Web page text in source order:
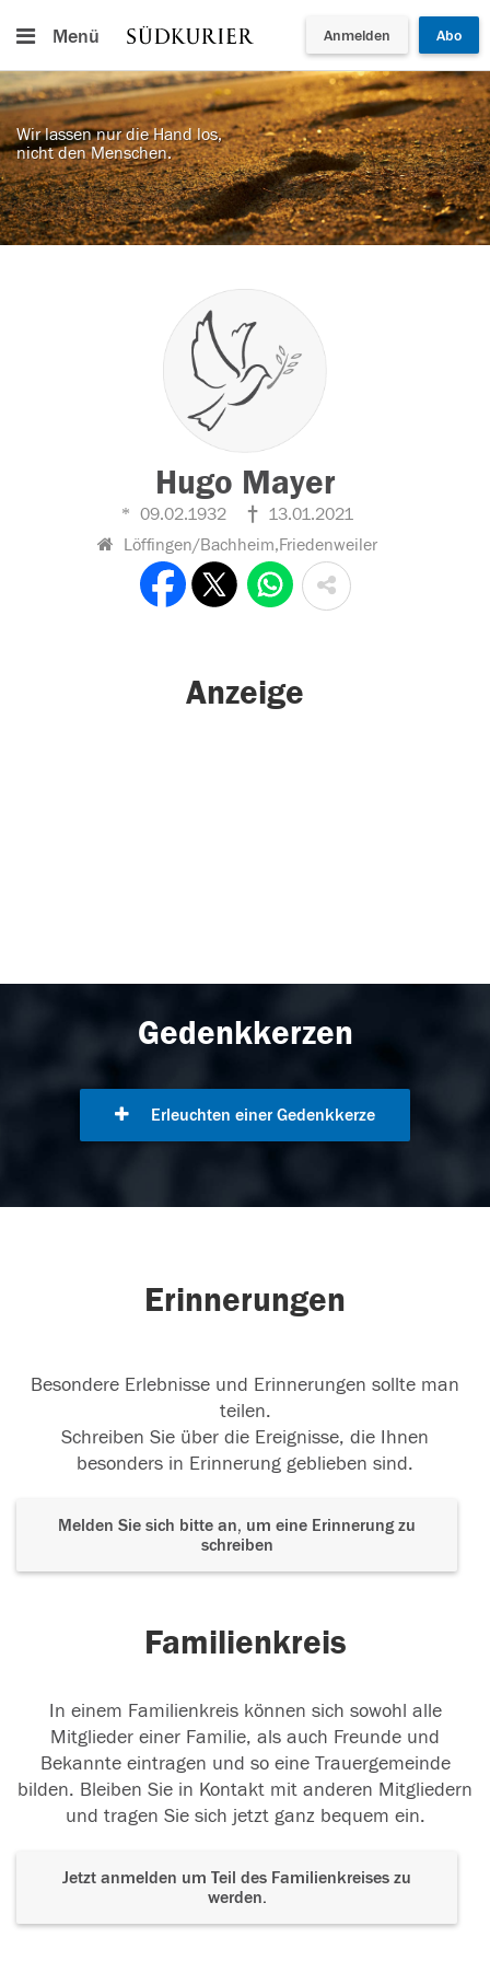
Menü Anmelden Abo
Wir lassen nur die Hand los,
nicht den Menschen.
Hugo Mayer
09.02.1932
13.01.2021
Löffingen/Bachheim,Friedenweiler
Anzeige
Gedenkkerzen
Erleuchten einer Gedenkkerze
Erinnerungen
Besondere Erlebnisse und Erinnerungen sollte man
teilen.
Schreiben Sie über die Ereignisse, die Ihnen
besonders in Erinnerung geblieben sind.
Melden Sie sich bitte an, um eine Erinnerung zu
schreiben
Familienkreis
In einem Familienkreis können sich sowohl alle
Mitglieder einer Familie, als auch Freunde und
Bekannte eintragen und so eine Trauergemeinde
bilden. Bleiben Sie in Kontakt mit anderen Mitgliedern
und tragen Sie sich jetzt ganz bequem ein.
Jetzt anmelden um Teil des Familienkreises zu
werden.